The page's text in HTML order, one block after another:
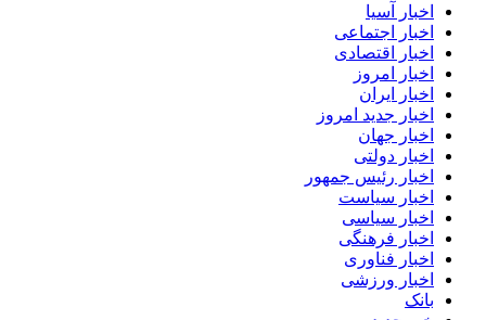
اخبار آسیا
اخبار اجتماعی
اخبار اقتصادی
اخبار امروز
اخبار ایران
اخبار جدید امروز
اخبار جهان
اخبار دولتی
اخبار رئیس جمهور
اخبار سیاست
اخبار سیاسی
اخبار فرهنگی
اخبار فناوری
اخبار ورزشی
بانک